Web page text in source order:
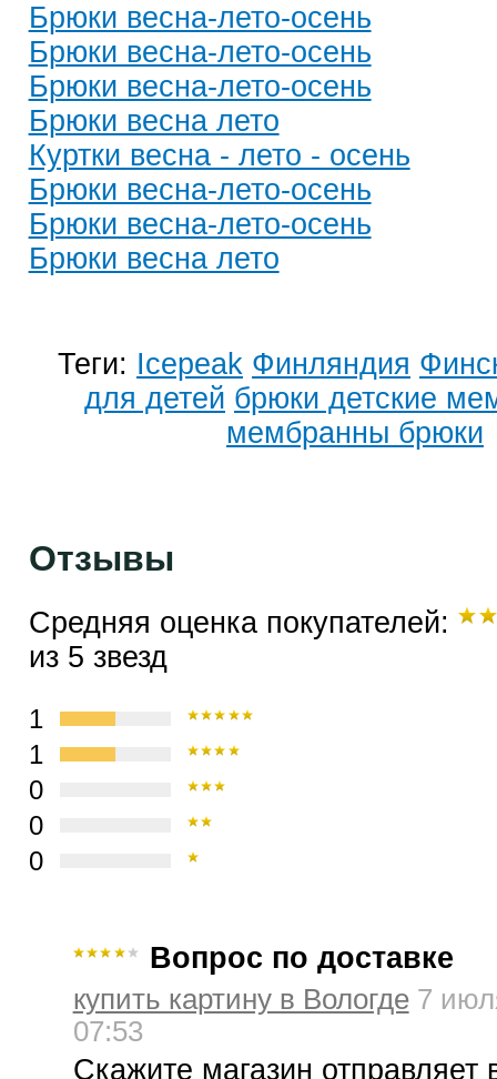
Брюки весна-лето-осень
Брюки весна-лето-осень
Брюки весна-лето-осень
Брюки весна лето
Куртки весна - лето - осень
Брюки весна-лето-осень
Брюки весна-лето-осень
Брюки весна лето
Теги: Icepeak Финляндия
для детей брюки детские
мембранны брюки
Отзывы
Средняя оценка покупателей:
из 5 звезд
1
1
0
0
0
Вопрос по доставке
купить картину в Вологде 7
07:53
Скажите магазин отправляет